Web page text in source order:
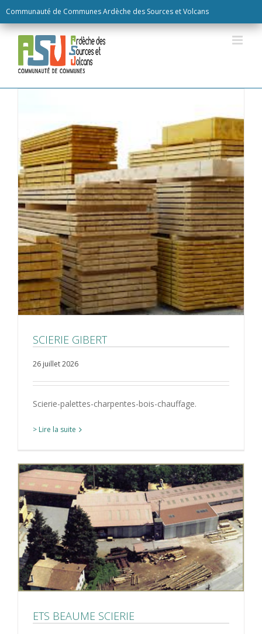
Communauté de Communes Ardèche des Sources et Volcans
to
content
SCIERIE GIBERT
26 juillet 2026
Scierie-palettes-charpentes-bois-chauffage.
> Lire la suite
ETS BEAUME SCIERIE